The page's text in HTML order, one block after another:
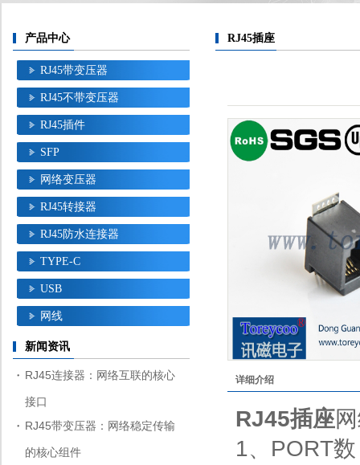
产品中心
RJ45带变压器
RJ45不带变压器
RJ45插件
SFP
网络变压器
RJ45转接器
RJ45防水连接器
TYPE-C
USB
网线
新闻资讯
RJ45连接器：网络互联的核心
接口
RJ45带变压器：网络稳定传输
的核心组件
RJ45插座
详细介绍
RJ45插座
1、PORT